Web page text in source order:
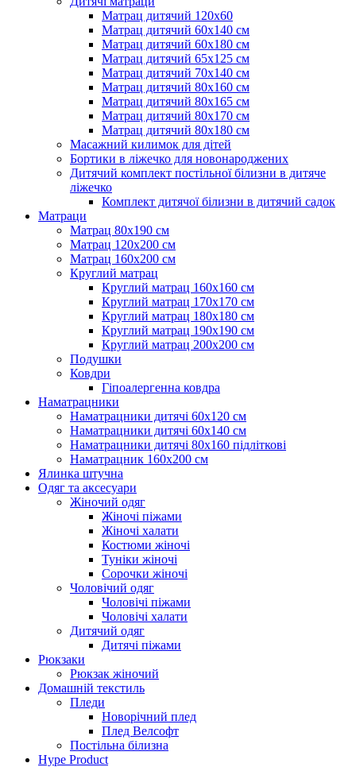
Матрац дитячий 120х60
Матрац дитячий 60х140 см
Матрац дитячий 60х180 см
Матрац дитячий 65х125 см
Матрац дитячий 70х140 см
Матрац дитячий 80х160 см
Матрац дитячий 80х165 см
Матрац дитячий 80х170 см
Матрац дитячий 80х180 см
Масажний килимок для дітей
Бортики в ліжечко для новонароджених
Дитячий комплект постільної білизни в дитяче
ліжечко
Комплект дитячої білизни в дитячий садок
Матраци
Матрац 80х190 см
Матрац 120х200 см
Матрац 160х200 см
Круглий матрац
Круглий матрац 160х160 см
Круглий матрац 170х170 см
Круглий матрац 180х180 см
Круглий матрац 190х190 см
Круглий матрац 200х200 см
Подушки
Ковдри
Гіпоалергенна ковдра
Наматрацники
Наматрацники дитячі 60х120 см
Наматрацники дитячі 60х140 см
Наматрацники дитячі 80х160 підліткові
Наматрацник 160х200 см
Ялинка штучна
Одяг та аксесуари
Жіночий одяг
Жіночі піжами
Жіночі халати
Костюми жіночі
Туніки жіночі
Сорочки жіночі
Чоловічий одяг
Чоловічі піжами
Чоловічі халати
Дитячий одяг
Дитячі піжами
Рюкзаки
Рюкзак жіночий
Домашній текстиль
Пледи
Новорічний плед
Плед Велсофт
Постільна білизна
Hype Product